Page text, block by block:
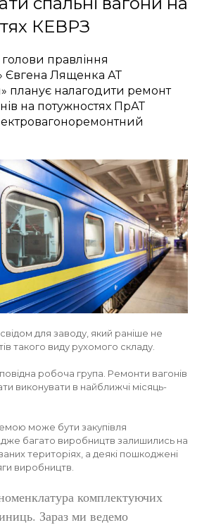
КЕВРЗ
голови правління
Євгена Лященка АТ
планує налагодити ремонт
на потужностях ПрАТ
для заводу, який раніше не
такого виду рухомого складу.
робоча група. Ремонти вагонів
виконувати в найближчі місяць-
може бути закупівля
багато виробництв залишились на
територіях, а деякі пошкоджені
виробництв.
комплектуючих
Зараз ми ведемо